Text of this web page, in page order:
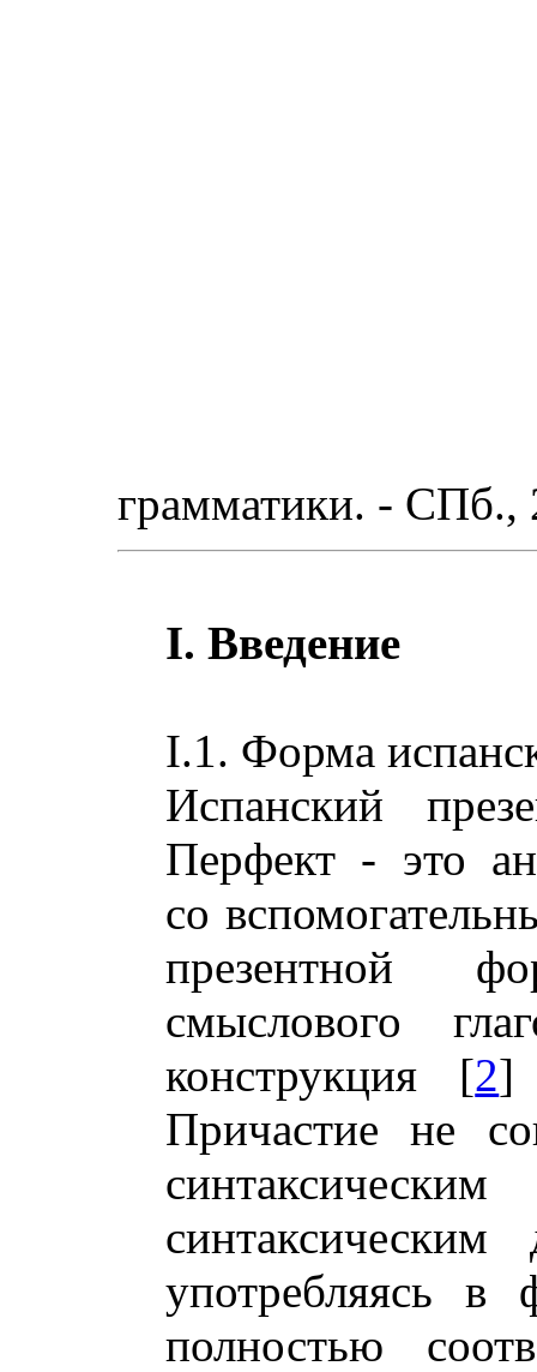
грамматики. - СПб.,
I. Введение
I.1. Форма
Испанский
Перфект - это
со
презентной
смыслового
конструкция [2]
Причастие не
синтаксическим
употребляясь
полностью